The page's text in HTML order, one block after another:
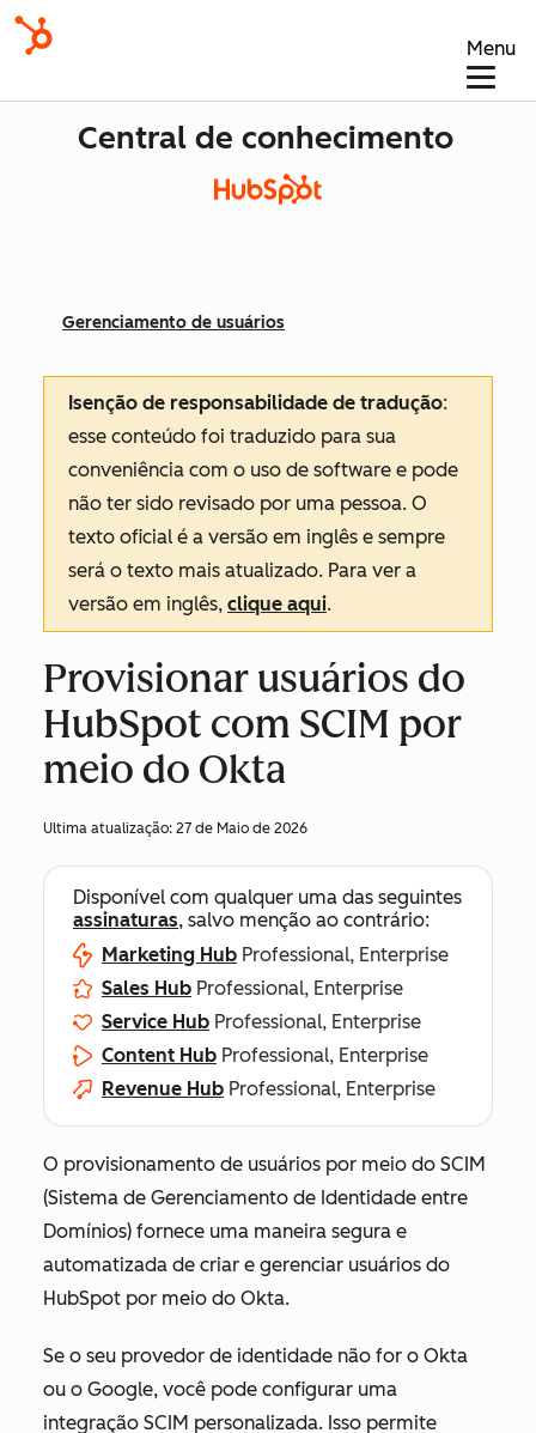
Menu
Central de conhecimento
Gerenciamento de usuários
Isenção de responsabilidade de tradução:
esse conteúdo foi traduzido para sua
conveniência com o uso de software e pode
não ter sido revisado por uma pessoa. O
texto oficial é a versão em inglês e sempre
será o texto mais atualizado. Para ver a
versão em inglês, clique aqui.
Provisionar usuários do
HubSpot com SCIM por
meio do Okta
Ultima atualização: 27 de Maio de 2026
Disponível com qualquer uma das seguintes
assinaturas, salvo menção ao contrário:
Marketing Hub Professional, Enterprise
Sales Hub Professional, Enterprise
Service Hub Professional, Enterprise
Content Hub Professional, Enterprise
Revenue Hub Professional, Enterprise
O provisionamento de usuários por meio do SCIM
(Sistema de Gerenciamento de Identidade entre
Domínios) fornece uma maneira segura e
automatizada de criar e gerenciar usuários do
HubSpot por meio do Okta.
Se o seu provedor de identidade não for o Okta
ou o Google, você pode configurar uma
integração SCIM personalizada. Isso permite